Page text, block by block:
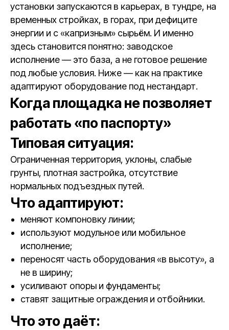
установки запускаются в карьерах, в тундре, на
временных стройках, в горах, при дефиците
энергии и с «капризным» сырьём. И именно
здесь становится понятно: заводское
исполнение — это база, а не готовое решение
под любые условия. Ниже — как на практике
адаптируют оборудование под нестандарт.
Когда площадка не позволяет
работать «по паспорту»
Типовая ситуация:
Ограниченная территория, уклоны, слабые
грунты, плотная застройка, отсутствие
нормальных подъездных путей.
Что адаптируют:
меняют компоновку линии;
используют модульное или мобильное
исполнение;
переносят часть оборудования «в высоту», а
не в ширину;
усиливают опоры и фундаменты;
ставят защитные ограждения и отбойники.
Что это даёт: